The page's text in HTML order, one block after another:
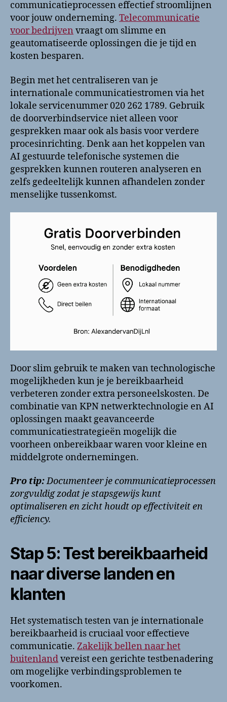
communicatieprocessen effectief stroomlijnen
voor jouw onderneming. Telecommunicatie
voor bedrijven vraagt om slimme en
geautomatiseerde oplossingen die je tijd en
kosten besparen.
Begin met het centraliseren van je
internationale communicatiestromen via het
lokale servicenummer 020 262 1789. Gebruik
de doorverbindservice niet alleen voor
gesprekken maar ook als basis voor verdere
procesinrichting. Denk aan het koppelen van
AI gestuurde telefonische systemen die
gesprekken kunnen routeren analyseren en
zelfs gedeeltelijk kunnen afhandelen zonder
menselijke tussenkomst.
Door slim gebruik te maken van technologische
mogelijkheden kun je je bereikbaarheid
verbeteren zonder extra personeelskosten. De
combinatie van KPN netwerktechnologie en AI
oplossingen maakt geavanceerde
communicatiestrategieën mogelijk die
voorheen onbereikbaar waren voor kleine en
middelgrote ondernemingen.
Pro tip:Documenteer je communicatieprocessen
zorgvuldig zodat je stapsgewijs kunt
optimaliseren en zicht houdt op effectiviteit en
efficiency.
Stap 5: Test bereikbaarheid
naar diverse landen en
klanten
Het systematisch testen van je internationale
bereikbaarheid is cruciaal voor effectieve
communicatie. Zakelijk bellen naar het
buitenlandvereist een gerichte testbenadering
om mogelijke verbindingsproblemen te
voorkomen.